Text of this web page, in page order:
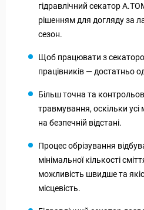
гідравлічний секатор
рішенням для догляду за
сезон.
Щоб працювати з
працівників — достатньо
Більш точна та
травмування, оскільки усі
на безпечній відстані.
Процес обрізування
мінімальної кількості
можливість швидше та
місцевість.